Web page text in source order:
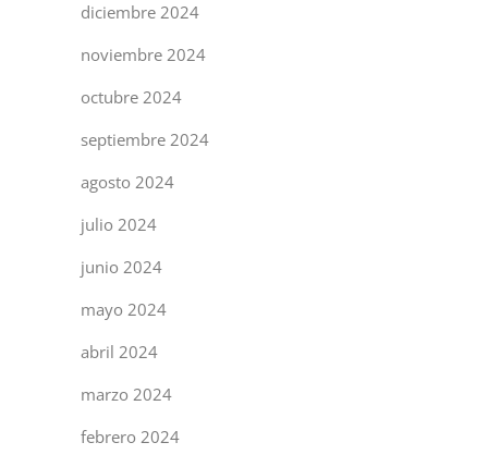
diciembre 2024
noviembre 2024
octubre 2024
septiembre 2024
agosto 2024
julio 2024
junio 2024
mayo 2024
abril 2024
marzo 2024
febrero 2024